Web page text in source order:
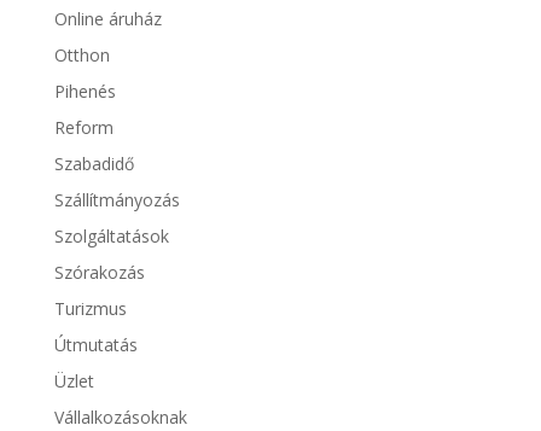
Online áruház
Otthon
Pihenés
Reform
Szabadidő
Szállítmányozás
Szolgáltatások
Szórakozás
Turizmus
Útmutatás
Üzlet
Vállalkozásoknak